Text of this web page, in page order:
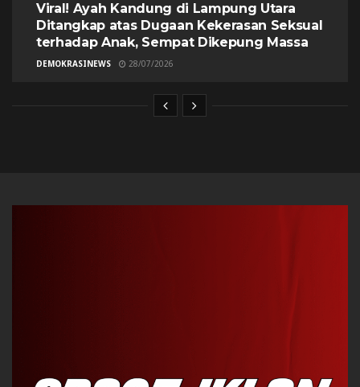
Viral! Ayah Kandung di Lampung Utara
Ditangkap atas Dugaan Kekerasan Seksual
terhadap Anak, Sempat Dikepung Massa
DEMOKRASINEWS 28/07/2026